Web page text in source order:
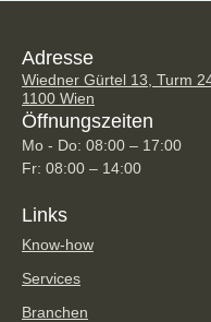
Adresse
Wiedner Gürtel 13, Turm
1100 Wien
Öffnungszeiten
Mo - Do: 08:00 – 17:00
Fr: 08:00 – 14:00
Links
Know-how
Services
Branchen